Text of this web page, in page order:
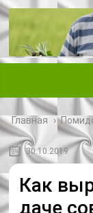
Главная ›
30.10.2019
Как
даче